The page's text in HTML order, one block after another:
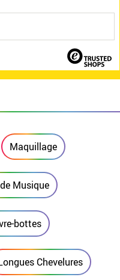
Maquillage
Musique
bottes
Chevelures